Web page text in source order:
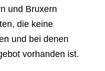
und Bruxern
die keine
und bei denen
vorhanden ist.